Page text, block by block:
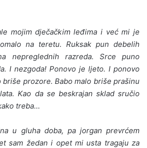
mojim dječačkim leđima i već mi je
na teretu. Ruksak pun debelih
nepreglednih razreda. Srce puno
I nezgoda! Ponovo je ljeto. I ponovo
briše prozore. Babo malo briše prašinu
Kao da se beskrajan sklad sručio
treba…
u gluha doba, pa jorgan prevrćem
sam žedan i opet mi usta tragaju za